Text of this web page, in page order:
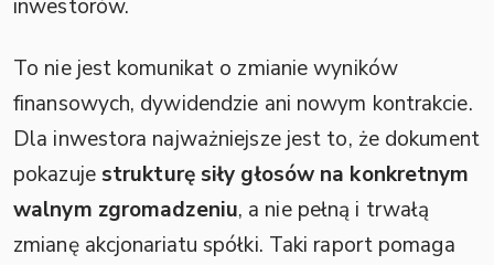
inwestorów.
To nie jest komunikat o zmianie wyników
finansowych, dywidendzie ani nowym kontrakcie.
Dla inwestora najważniejsze jest to, że dokument
pokazuje strukturę siły głosów na konkretnym
walnym zgromadzeniu, a nie pełną i trwałą
zmianę akcjonariatu spółki. Taki raport pomaga